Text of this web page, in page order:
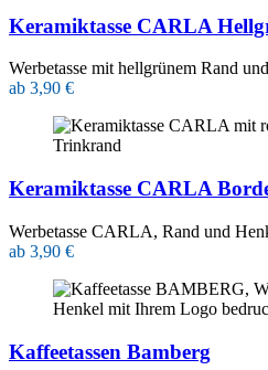
Keramiktasse CARLA
Werbetasse mit hellgrünem Rand
ab 3,90 €
Keramiktasse CARLA
Werbetasse CARLA, Rand und
ab 3,90 €
Kaffeetassen Bamberg